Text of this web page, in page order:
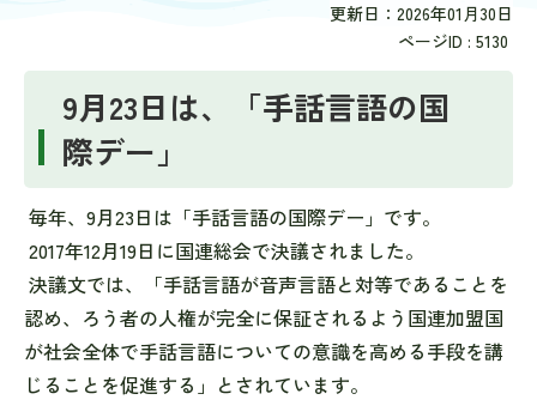
更新日：2026年01月30日
ページID : 5130
9月23日は、「手話言語の国
際デー」
毎年、9月23日は「手話言語の国際デー」です。
2017年12月19日に国連総会で決議されました。
決議文では、「手話言語が音声言語と対等であることを
認め、ろう者の人権が完全に保証されるよう国連加盟国
が社会全体で手話言語についての意識を高める手段を講
じることを促進する」とされています。